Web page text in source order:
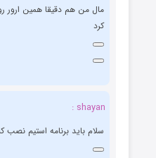
مال من هم دقیقا همین ارور
کرد
shayan :
سلام باید برنامه استیم نصب